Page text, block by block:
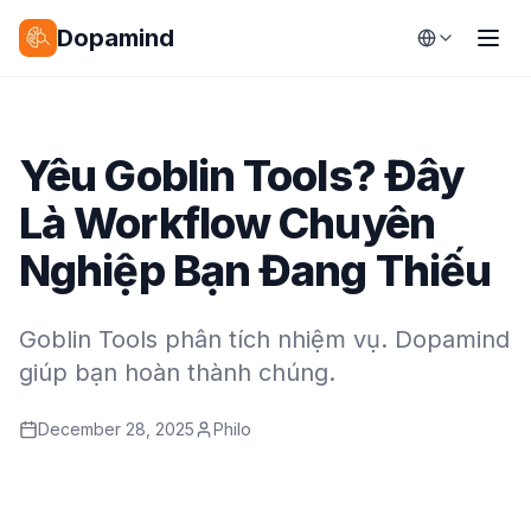
Dopamind
Yêu Goblin Tools? Đây
Là Workflow Chuyên
Nghiệp Bạn Đang Thiếu
Goblin Tools phân tích nhiệm vụ. Dopamind
giúp bạn hoàn thành chúng.
December 28, 2025 Philo